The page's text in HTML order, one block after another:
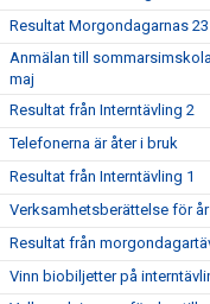
Resultat Morgondagarnas
Anmälan till
maj
Resultat från Interntävling 2
Telefonerna är åter i bruk
Resultat från Interntävling 1
Verksamhetsberättelse för
Resultat från
Vinn biobiljetter på